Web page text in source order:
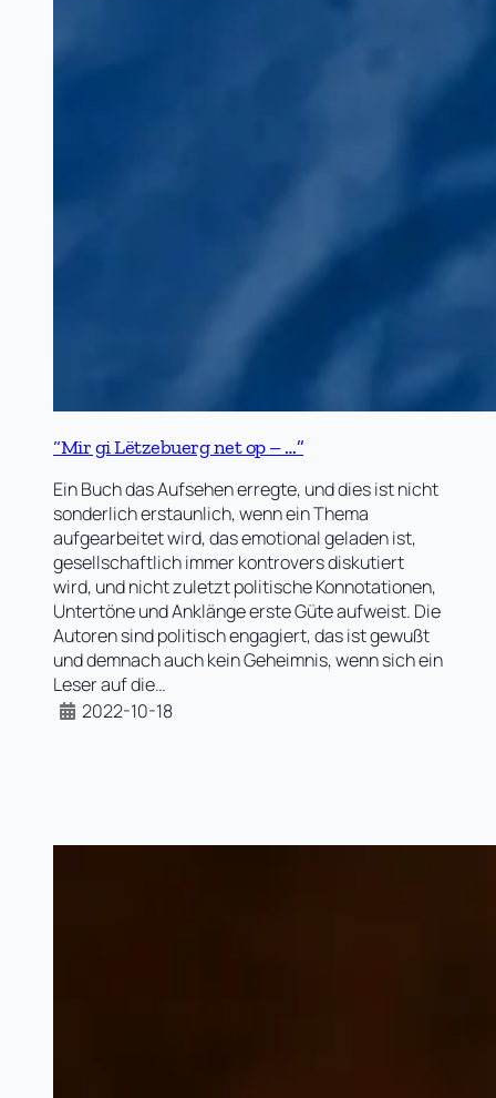
“Mir gi Lëtzebuerg net op – …”
Ein Buch das Aufsehen erregte, und dies ist nicht
sonderlich erstaunlich, wenn ein Thema
aufgearbeitet wird, das emotional geladen ist,
gesellschaftlich immer kontrovers diskutiert
wird, und nicht zuletzt politische Konnotationen,
Untertöne und Anklänge erste Güte aufweist. Die
Autoren sind politisch engagiert, das ist gewußt
und demnach auch kein Geheimnis, wenn sich ein
Leser auf die…
2022-10-18